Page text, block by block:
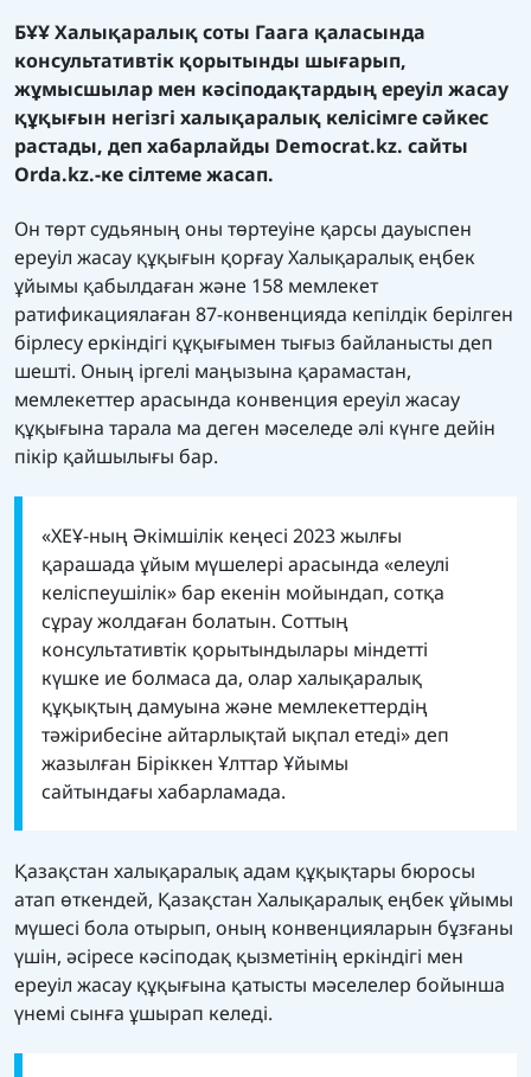
БҰҰ Халықаралық соты Гаага қаласында
консультативтік қорытынды шығарып,
жұмысшылар мен кәсіподақтардың ереуіл жасау
құқығын негізгі халықаралық келісімге сәйкес
растады, деп хабарлайды Democrat.kz. сайты
Orda.kz.-ке сілтеме жасап.
Он төрт судьяның оны төртеуіне қарсы дауыспен
ереуіл жасау құқығын қорғау Халықаралық еңбек
ұйымы қабылдаған және 158 мемлекет
ратификациялаған 87-конвенцияда кепілдік берілген
бірлесу еркіндігі құқығымен тығыз байланысты деп
шешті. Оның іргелі маңызына қарамастан,
мемлекеттер арасында конвенция ереуіл жасау
құқығына тарала ма деген мәселеде әлі күнге дейін
пікір қайшылығы бар.
«ХЕҰ-ның Әкімшілік кеңесі 2023 жылғы
қарашада ұйым мүшелері арасында «елеулі
келіспеушілік» бар екенін мойындап, сотқа
сұрау жолдаған болатын. Соттың
консультативтік қорытындылары міндетті
күшке ие болмаса да, олар халықаралық
құқықтың дамуына және мемлекеттердің
тәжірибесіне айтарлықтай ықпал етеді» деп
жазылған Біріккен Ұлттар Ұйымы
сайтындағы хабарламада.
Қазақстан халықаралық адам құқықтары бюросы
атап өткендей, Қазақстан Халықаралық еңбек ұйымы
мүшесі бола отырып, оның конвенцияларын бұзғаны
үшін, әсіресе кәсіподақ қызметінің еркіндігі мен
ереуіл жасау құқығына қатысты мәселелер бойынша
үнемі сынға ұшырап келеді.